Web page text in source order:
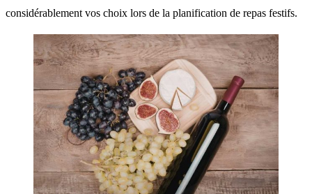
considérablement vos choix lors de la planification de repas festifs.